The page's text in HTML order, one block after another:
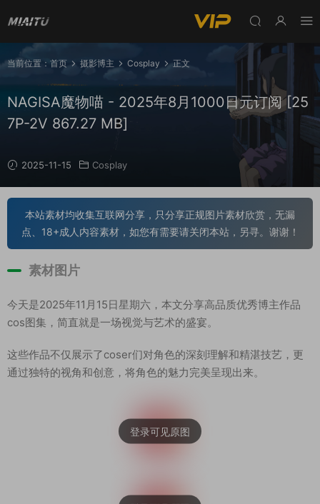
当前位置： 首页 摄影博主 Cosplay 正文
NAGISA魔物喵 - 2025年8月1000日元订阅 [25
7P-2V 867.27 MB]
2025-11-15 Cosplay
本站素材均收集互联网分享，只分享正规图片素材欣赏，无漏
点、18+成人内容素材，如您有需要请关闭本站，另寻。谢谢！
素材图片
今天是2025年11月15日星期六，本文分享高品质优秀博主作品
cos图集，简直就是一场视觉与艺术的盛宴。
这些作品不仅展示了coser们对角色的深刻理解和精湛技艺，更
通过独特的视角和创意，将角色的魅力完美呈现出来。